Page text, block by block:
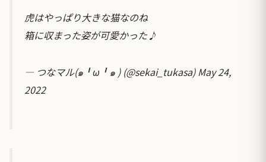
虎はやっぱり大きな猫なのね
箱に収まった姿が可愛かった♪
— つなマル(๑╹ω╹๑ ) (@sekai_tukasa)May 24,
2022